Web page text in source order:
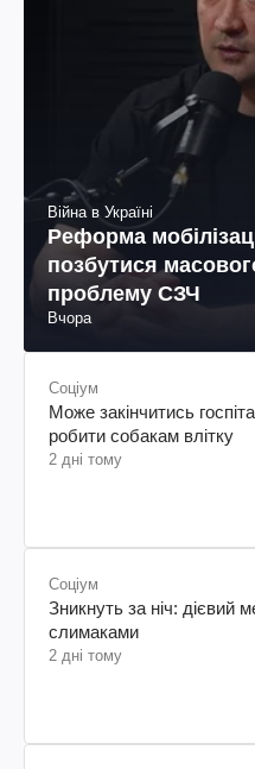
Війна в Україні
Реформа
позбутися
проблему СЗЧ
Вчора
Соціум
Може закінчитись
робити собакам влітку
2 дні тому
Соціум
Зникнуть за ніч: дієвий
слимаками
2 дні тому